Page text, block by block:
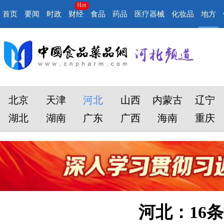
首页 要闻 时政 财经
Hot
食品 药品 医疗器械 化妆品 地方
北京 天津 河北 山西 内蒙古
辽宁
湖北
湖南 广东 广西 海南 重庆
河北：16